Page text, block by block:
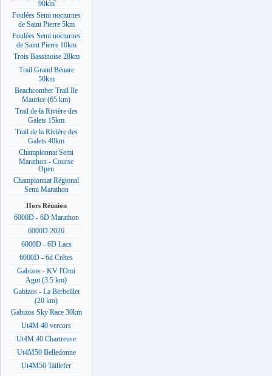
90km
Foulées Semi nocturnes
de Saint Pierre 5km
Foulées Semi nocturnes
de Saint Pierre 10km
Trois Bassinoise 28km
Trail Grand Bénare
50km
Beachcomber Trail Ile
Maurice (65 km)
Trail de la Rivière des
Galets 15km
Trail de la Rivière des
Galets 40km
Championnat Semi
Marathon - Course
Open
Championnat Régional
Semi Marathon
Hors Réunion
6000D - 6D Marathon
6000D 2026
6000D - 6D Lacs
6000D - 6d Crêtes
Gabizos - KV l'Omi
Agut (3.5 km)
Gabizos - La Berbeillet
(20 km)
Gabizos Sky Race 30km
Ut4M 40 vercors
Ut4M 40 Chartreuse
Ut4M50 Belledonne
Ut4M50 Taillefer